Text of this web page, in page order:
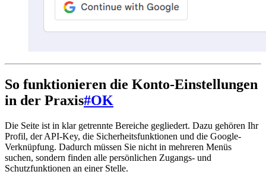
So funktionieren die Konto-Einstellungen
in der Praxis#OK
Die Seite ist in klar getrennte Bereiche gegliedert. Dazu gehören Ihr
Profil, der API-Key, die Sicherheitsfunktionen und die Google-
Verknüpfung. Dadurch müssen Sie nicht in mehreren Menüs
suchen, sondern finden alle persönlichen Zugangs- und
Schutzfunktionen an einer Stelle.